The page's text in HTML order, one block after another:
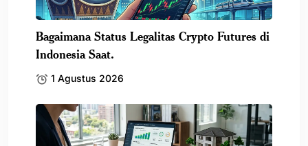
Bagaimana Status Legalitas Crypto Futures di
Indonesia Saat.
1 Agustus 2026